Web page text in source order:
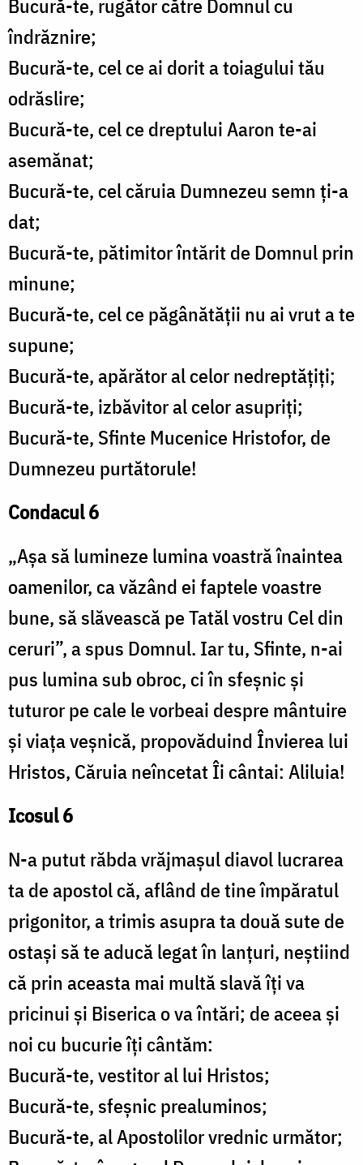
Bucură-te, rugător către Domnul cu
îndrăznire;
Bucură-te, cel ce ai dorit a toiagului tău
odrăslire;
Bucură-te, cel ce dreptului Aaron te-ai
asemănat;
Bucură-te, cel căruia Dumnezeu semn ți-a
dat;
Bucură-te, pătimitor întărit de Domnul prin
minune;
Bucură-te, cel ce păgânătății nu ai vrut a te
supune;
Bucură-te, apărător al celor nedreptățiți;
Bucură-te, izbăvitor al celor asupriți;
Bucură-te, Sfinte Mucenice Hristofor, de
Dumnezeu purtătorule!
Condacul 6
„Așa să lumineze lumina voastră înaintea
oamenilor, ca văzând ei faptele voastre
bune, să slăvească pe Tatăl vostru Cel din
ceruri”, a spus Domnul. Iar tu, Sfinte, n-ai
pus lumina sub obroc, ci în sfeșnic și
tuturor pe cale le vorbeai despre mântuire
și viața veșnică, propovăduind Învierea lui
Hristos, Căruia neîncetat Îi cântai: Aliluia!
Icosul 6
N-a putut răbda vrăjmașul diavol lucrarea
ta de apostol că, aflând de tine împăratul
prigonitor, a trimis asupra ta două sute de
ostași să te aducă legat în lanțuri, neștiind
că prin aceasta mai multă slavă îți va
pricinui și Biserica o va întări; de aceea și
noi cu bucurie îți cântăm:
Bucură-te, vestitor al lui Hristos;
Bucură-te, sfeșnic prealuminos;
Bucură-te, al Apostolilor vrednic următor;